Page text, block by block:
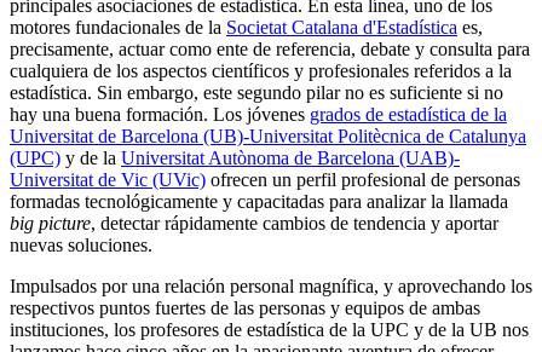
principales asociaciones de estadística. En esta línea, uno de los
motores fundacionales de la Societat Catalana d'Estadística es,
precisamente, actuar como ente de referencia, debate y consulta para
cualquiera de los aspectos científicos y profesionales referidos a la
estadística. Sin embargo, este segundo pilar no es suficiente si no
hay una buena formación. Los jóvenes grados de estadística de la
Universitat de Barcelona (UB)-Universitat Politècnica de Catalunya
(UPC) y de la Universitat Autònoma de Barcelona (UAB)-
Universitat de Vic (UVic) ofrecen un perfil profesional de personas
formadas tecnológicamente y capacitadas para analizar la llamada
big picture, detectar rápidamente cambios de tendencia y aportar
nuevas soluciones.
Impulsados por una relación personal magnífica, y aprovechando los
respectivos puntos fuertes de las personas y equipos de ambas
instituciones, los profesores de estadística de la UPC y de la UB nos